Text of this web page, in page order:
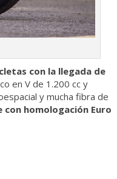
con la llegada de
en V de 1.200 cc y
y mucha fibra de
homologación Euro